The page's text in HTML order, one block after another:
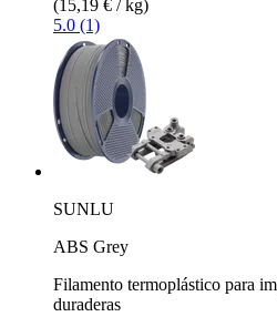
(15,19 € / kg)
5.0 (1)
SUNLU
ABS Grey
Filamento termoplástico para
duraderas